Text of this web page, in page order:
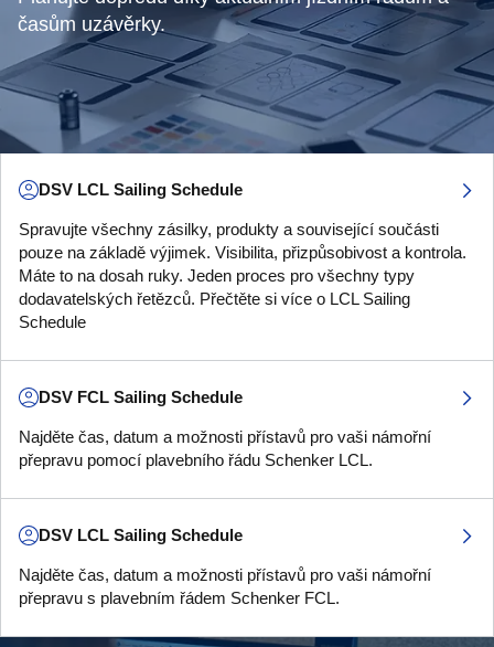
časům uzávěrky.
DSV LCL Sailing Schedule
Spravujte všechny zásilky, produkty a související součásti
pouze na základě výjimek. Visibilita, přizpůsobivost a kontrola.
Máte to na dosah ruky. Jeden proces pro všechny typy
dodavatelských řetězců. Přečtěte si více o LCL Sailing
Schedule
DSV FCL Sailing Schedule
Najděte čas, datum a možnosti přístavů pro vaši námořní
přepravu pomocí plavebního řádu Schenker LCL.
DSV LCL Sailing Schedule
Najděte čas, datum a možnosti přístavů pro vaši námořní
přepravu s plavebním řádem Schenker FCL.